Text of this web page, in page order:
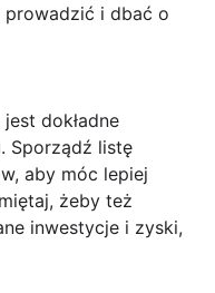
i dbać o
dokładne
Sporządź listę
aby móc lepiej
żeby też
inwestycje i zyski,